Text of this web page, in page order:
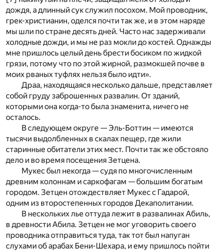
дождя, а длинный сук служил посохом. Мой проводник,
грек-христианин, оделся почти так же, и в этом наряде
мы шли по стране десять дней. Часто нас задерживали
холодные дожди, и мы не раз мокли до костей. Однажды
мне пришлось целый день брести босиком по жидкой
грязи, потому что по этой жирной, размокшей почве в
моих рваных туфлях нельзя было идти».
Драа, находящаяся несколько дальше, представляет
собой груду заброшенных развалин. От зданий,
которыми она когда-то была знаменита, ничего не
осталось.
В следующем округе — Эль-Боттин — имеются
тысячи выдолбленных в скалах пещер, где жили
старинные обитатели этих мест. Почти так же обстояло
дело и во время посещения Зетцена.
Мукес был некогда — судя по многочисленным
древним колоннам и саркофагам — большим богатым
городом. Зетцен отождествляет Мукес с Гадарой,
одним из второстепенных городов Декаполитании.
В нескольких лье оттуда лежит в развалинах Абиль,
в древности Абила. Зетцен не мог уговорить своего
проводника отправиться туда, так тот был напуган
слухами об арабах Бени-Шехара, и ему пришлось пойти